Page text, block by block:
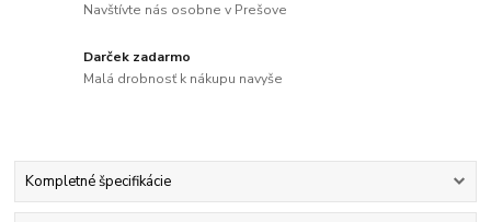
Navštívte nás osobne v Prešove
Darček zadarmo
Malá drobnosť k nákupu navyše
Kompletné špecifikácie